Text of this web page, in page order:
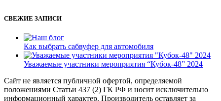
СВЕЖИЕ ЗАПИСИ
Как выбрать сабвуфер для автомобиля
Уважаемые участники мероприятия “Кубок-48” 2024
Сайт не является публичной офертой, определяемой
положениями Статьи 437 (2) ГК РФ и носит исключительно
информационный характер. Производитель оставляет за